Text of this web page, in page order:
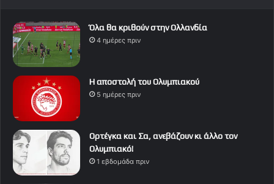
Όλα θα κριθούν στην Ολλανδία
4 ημέρες πριν
Η αποστολή του Ολυμπιακού
5 ημέρες πριν
Ορτέγκα και Σα, ανεβάζουν κι άλλο τον
Ολυμπιακό!
1 εβδομάδα πριν